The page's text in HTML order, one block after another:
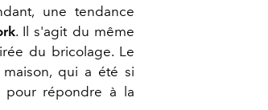
une tendance
. Il s'agit du même
du bricolage. Le
qui a été si
pour répondre à la